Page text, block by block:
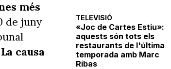
TELEVISIÓ
«Joc de Cartes Estiu»:
aquests són tots els
restaurants de l'última
temporada amb Marc
Ribas
més
de juny
La causa